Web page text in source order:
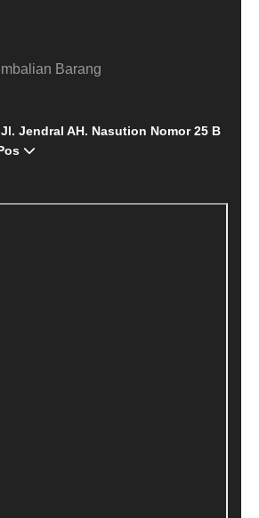
Barang
Jendral AH. Nasution Nomor 25 B